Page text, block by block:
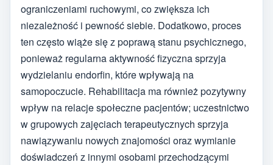
ograniczeniami ruchowymi, co zwiększa ich
niezależność i pewność siebie. Dodatkowo, proces
ten często wiąże się z poprawą stanu psychicznego,
ponieważ regularna aktywność fizyczna sprzyja
wydzielaniu endorfin, które wpływają na
samopoczucie. Rehabilitacja ma również pozytywny
wpływ na relacje społeczne pacjentów; uczestnictwo
w grupowych zajęciach terapeutycznych sprzyja
nawiązywaniu nowych znajomości oraz wymianie
doświadczeń z innymi osobami przechodzącymi